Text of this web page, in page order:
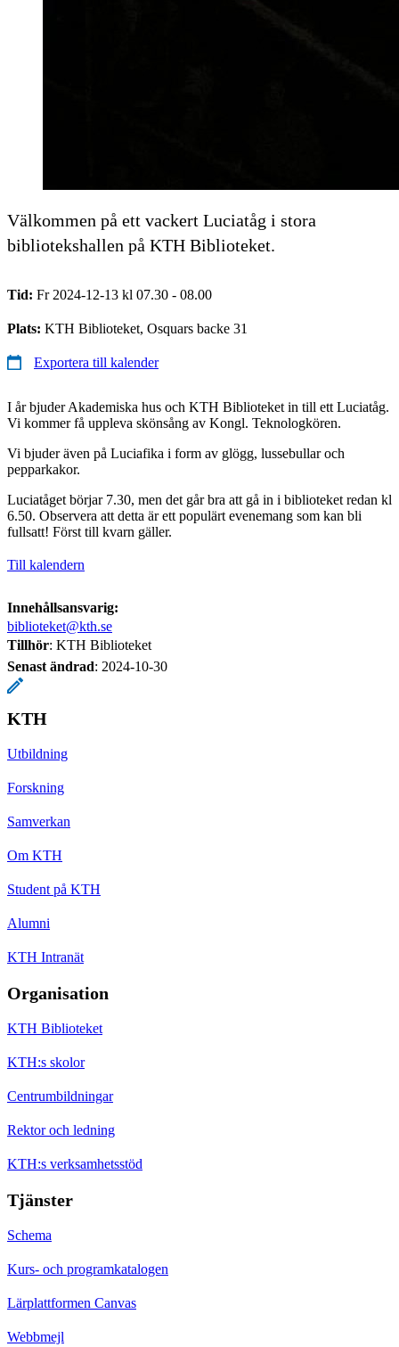
Välkommen på ett vackert Luciatåg i stora
bibliotekshallen på KTH Biblioteket.
Tid: Fr 2024-12-13 kl 07.30 - 08.00
Plats: KTH Biblioteket, Osquars backe 31
Exportera till kalender
I år bjuder Akademiska hus och KTH Biblioteket in till ett Luciatåg.
Vi kommer få uppleva skönsång av Kongl. Teknologkören.
Vi bjuder även på Luciafika i form av glögg, lussebullar och
pepparkakor.
Luciatåget börjar 7.30, men det går bra att gå in i biblioteket redan kl
6.50. Observera att detta är ett populärt evenemang som kan bli
fullsatt! Först till kvarn gäller.
Till kalendern
Innehållsansvarig:
biblioteket@kth.se
Tillhör: KTH Biblioteket
Senast ändrad: 2024-10-30
KTH
Utbildning
Forskning
Samverkan
Om KTH
Student på KTH
Alumni
KTH Intranät
Organisation
KTH Biblioteket
KTH:s skolor
Centrumbildningar
Rektor och ledning
KTH:s verksamhetsstöd
Tjänster
Schema
Kurs- och programkatalogen
Lärplattformen Canvas
Webbmejl